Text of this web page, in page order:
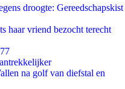
droogte: Gereedschapskist
haar vriend bezocht terecht
na golf van diefstal en